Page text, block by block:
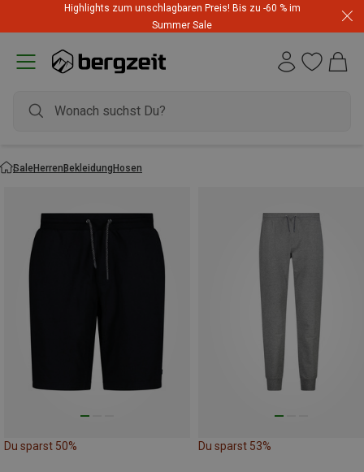
Highlights zum unschlagbaren Preis! Bis zu -60 % im
Summer Sale
SaleHerrenBekleidungHosen
Du sparst 50% Du sparst 53%